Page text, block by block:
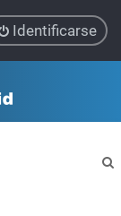
Identificarse